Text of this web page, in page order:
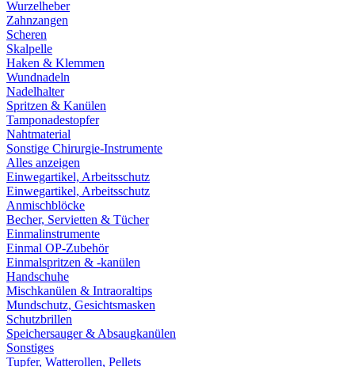
Wurzelheber
Zahnzangen
Scheren
Skalpelle
Haken & Klemmen
Wundnadeln
Nadelhalter
Spritzen & Kanülen
Tamponadestopfer
Nahtmaterial
Sonstige Chirurgie-Instrumente
Alles anzeigen
Einwegartikel, Arbeitsschutz
Einwegartikel, Arbeitsschutz
Anmischblöcke
Becher, Servietten & Tücher
Einmalinstrumente
Einmal OP-Zubehör
Einmalspritzen & -kanülen
Handschuhe
Mischkanülen & Intraoraltips
Mundschutz, Gesichtsmasken
Schutzbrillen
Speichersauger & Absaugkanülen
Sonstiges
Tupfer, Watterollen, Pellets